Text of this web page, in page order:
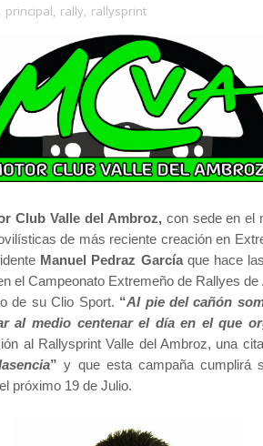
principal, rally, rallysprint
Club Valle del Ambroz,con sede en el
de más reciente creación en
Manuel Pedraz Garcíaque hace
el Campeonato Extremeño de Rallyes
de su Clio Sport. “Al pie del cañón
al medio centenar el día en el que
al Rallysprint Valle del Ambroz, una cita
” y que esta campaña cumplirá
próximo 19 de Julio.